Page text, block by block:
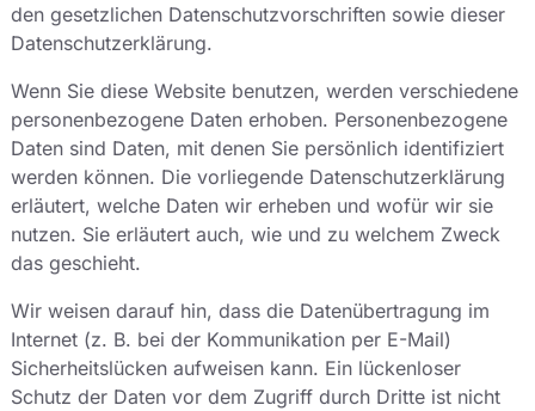
den gesetzlichen Datenschutzvorschriften sowie dieser
Datenschutzerklärung.
Wenn Sie diese Website benutzen, werden verschiedene
personenbezogene Daten erhoben. Personenbezogene
Daten sind Daten, mit denen Sie persönlich identifiziert
werden können. Die vorliegende Datenschutzerklärung
erläutert, welche Daten wir erheben und wofür wir sie
nutzen. Sie erläutert auch, wie und zu welchem Zweck
das geschieht.
Wir weisen darauf hin, dass die Datenübertragung im
Internet (z. B. bei der Kommunikation per E-Mail)
Sicherheitslücken aufweisen kann. Ein lückenloser
Schutz der Daten vor dem Zugriff durch Dritte ist nicht